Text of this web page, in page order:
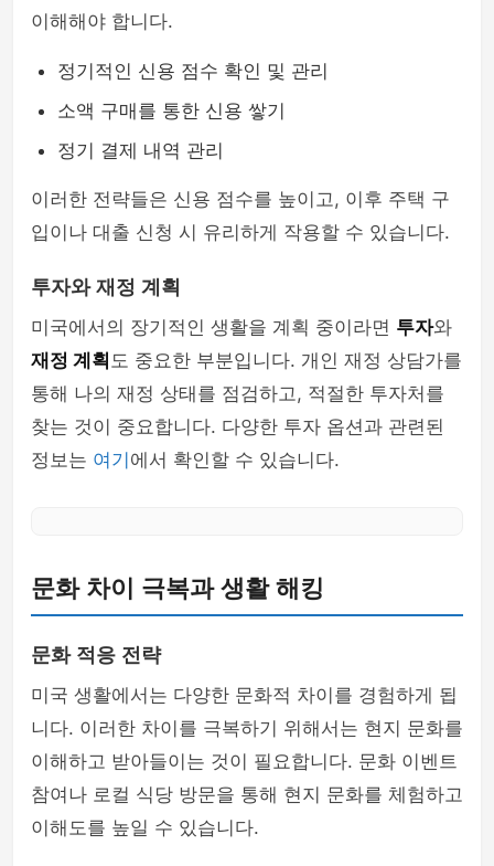
이해해야 합니다.
정기적인 신용 점수 확인 및 관리
소액 구매를 통한 신용 쌓기
정기 결제 내역 관리
이러한 전략들은 신용 점수를 높이고, 이후 주택 구
입이나 대출 신청 시 유리하게 작용할 수 있습니다.
투자와 재정 계획
미국에서의 장기적인 생활을 계획 중이라면 투자와
재정 계획 도 중요한 부분입니다. 개인 재정 상담가를
통해 나의 재정 상태를 점검하고, 적절한 투자처를
찾는 것이 중요합니다. 다양한 투자 옵션과 관련된
정보는 여기 에서 확인할 수 있습니다.
문화 차이 극복과 생활 해킹
문화 적응 전략
미국 생활에서는 다양한 문화적 차이를 경험하게 됩
니다. 이러한 차이를 극복하기 위해서는 현지 문화를
이해하고 받아들이는 것이 필요합니다. 문화 이벤트
참여나 로컬 식당 방문을 통해 현지 문화를 체험하고
이해도를 높일 수 있습니다.